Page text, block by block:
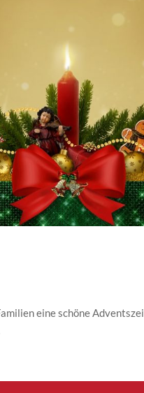
eine schöne